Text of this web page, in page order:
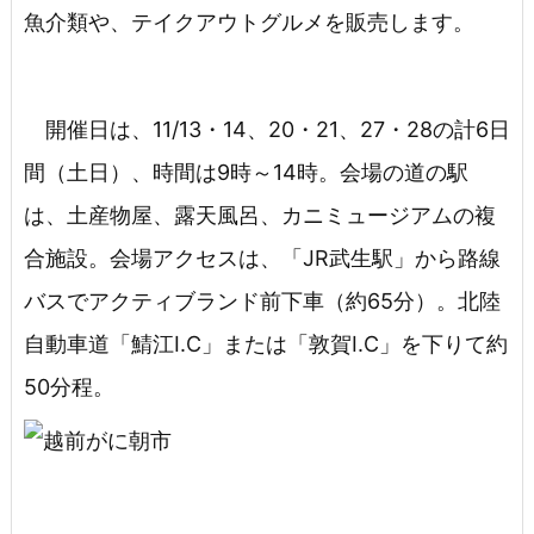
魚介類や、テイクアウトグルメを販売します。
開催日は、11/13・14、20・21、27・28の計6日
間（土日）、時間は9時～14時。会場の道の駅
は、土産物屋、露天風呂、カニミュージアムの複
合施設。会場アクセスは、「JR武生駅」から路線
バスでアクティブランド前下車（約65分）。北陸
自動車道「鯖江I.C」または「敦賀I.C」を下りて約
50分程。